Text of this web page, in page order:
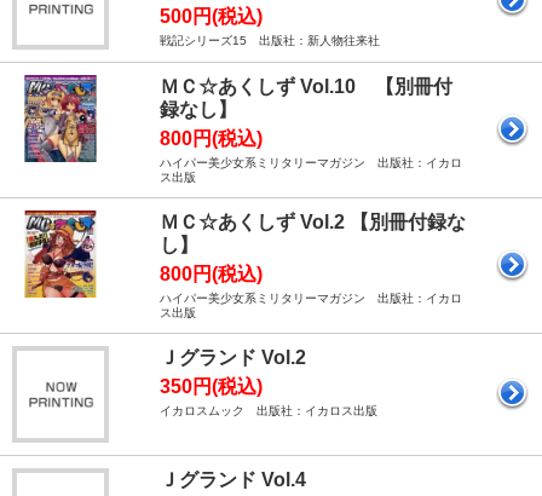
500円(税込)
戦記シリーズ15 出版社：新人物往来社
ＭＣ☆あくしず Vol.10 【別冊付
録なし】
800円(税込)
ハイパー美少女系ミリタリーマガジン 出版社：イカロ
ス出版
ＭＣ☆あくしず Vol.2 【別冊付録な
し】
800円(税込)
ハイパー美少女系ミリタリーマガジン 出版社：イカロ
ス出版
Ｊグランド Vol.2
350円(税込)
イカロスムック 出版社：イカロス出版
Ｊグランド Vol.4